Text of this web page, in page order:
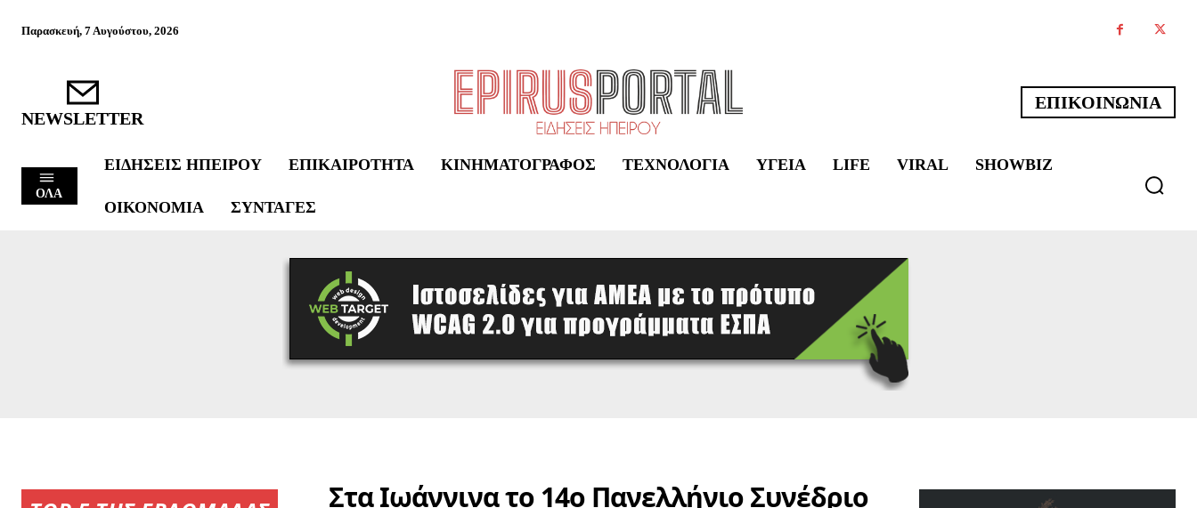
Παρασκευή, 7 Αυγούστου, 2026
NEWSLETTER
ΕΠΙΚΟΙΝΩΝΙΑ
ΟΛΑ
ΕΙΔΉΣΕΙΣ ΗΠΕΊΡΟΥ ΕΠΙΚΑΙΡΌΤΗΤΑ ΚΙΝΗΜΑΤΟΓΡΆΦΟΣ ΤΕΧΝΟΛΟΓΊΑ ΥΓΕΊΑ LIFE VIRAL SHOWBIZ
ΟΙΚΟΝΟΜΊΑ ΣΥΝΤΑΓΈΣ
Στα Ιωάννινα το 14ο Πανελλήνιο Συνέδριο